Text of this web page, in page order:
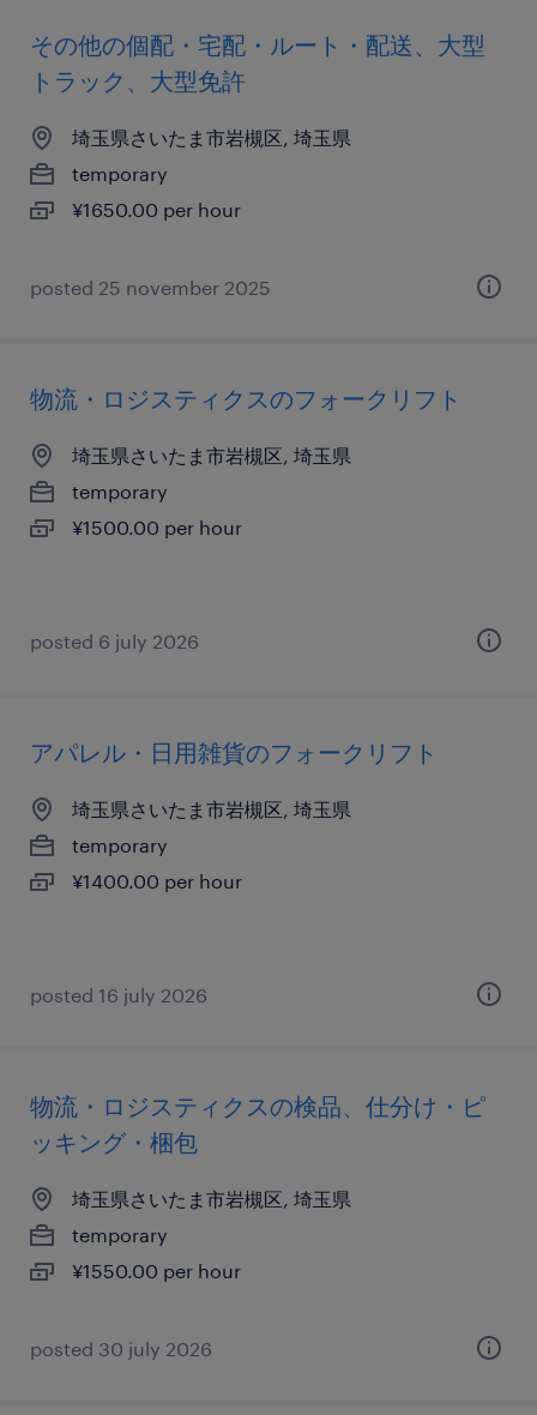
その他の個配・宅配・ルート・配送、大型
トラック、大型免許
埼玉県さいたま市岩槻区, 埼玉県
temporary
¥1650.00 per hour
posted 25 november 2025
物流・ロジスティクスのフォークリフト
埼玉県さいたま市岩槻区, 埼玉県
temporary
¥1500.00 per hour
posted 6 july 2026
アパレル・日用雑貨のフォークリフト
埼玉県さいたま市岩槻区, 埼玉県
temporary
¥1400.00 per hour
posted 16 july 2026
物流・ロジスティクスの検品、仕分け・ピ
ッキング・梱包
埼玉県さいたま市岩槻区, 埼玉県
temporary
¥1550.00 per hour
posted 30 july 2026